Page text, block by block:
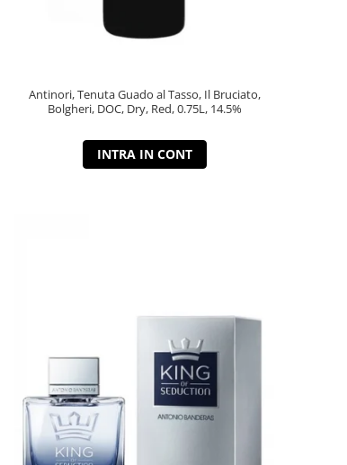
Antinori, Tenuta Guado al Tasso, Il Bruciato,
Bolgheri, DOC, Dry, Red, 0.75L, 14.5%
INTRA IN CONT